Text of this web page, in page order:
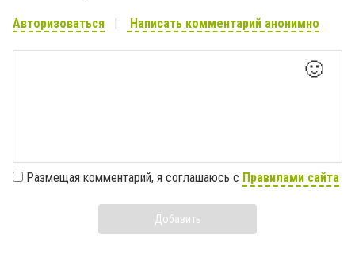
Авторизоваться Написать комментарий анонимно
🙂
Размещая комментарий, я соглашаюсь с Правилами сайта
Добавить